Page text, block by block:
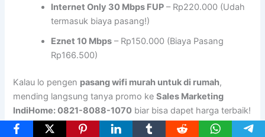
Internet Only 30 Mbps FUP – Rp220.000 (Udah
termasuk biaya pasang!)
Eznet 10 Mbps – Rp150.000 (Biaya Pasang
Rp166.500)
Kalau lo pengen pasang wifi murah untuk di rumah,
mending langsung tanya promo keSales Marketing
IndiHome: 0821-8088-1070 biar bisa dapet harga terbaik!